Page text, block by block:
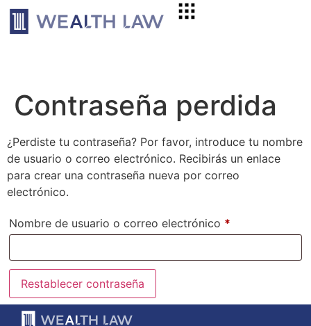
Contraseña perdida
¿Perdiste tu contraseña? Por favor, introduce tu nombre
de usuario o correo electrónico. Recibirás un enlace
para crear una contraseña nueva por correo
electrónico.
Nombre de usuario o correo electrónico *
Restablecer contraseña